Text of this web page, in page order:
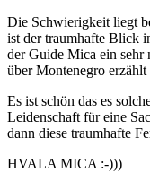
Die Schwierigkeit liegt
ist der traumhafte Blick
der Guide Mica ein sehr
über Montenegro erzählt
Es ist schön das es
Leidenschaft für eine
dann diese traumhafte
HVALA MICA :-)))